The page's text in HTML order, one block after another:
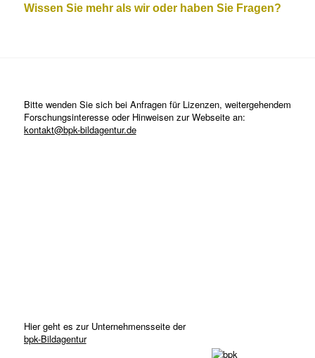
Wissen Sie mehr als wir oder haben Sie Fragen?
Bitte wenden Sie sich bei Anfragen für Lizenzen, weitergehendem
Forschungsinteresse oder Hinweisen zur Webseite an:
kontakt@bpk-bildagentur.de
Hier geht es zur Unternehmensseite der
bpk-Bildagentur